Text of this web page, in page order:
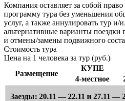
Компания оставляет за собой
программу тура без уменьшения
услуг, а также аннулировать тур и/
альтернативные варианты поездки
и отмены/замены подвижного
Стоимость тура
Цена на 1 человека за тур (руб.)
Размещение
КУПЕ
4-местное
Заезды: 20.11 — 22.11 и 27.11 —